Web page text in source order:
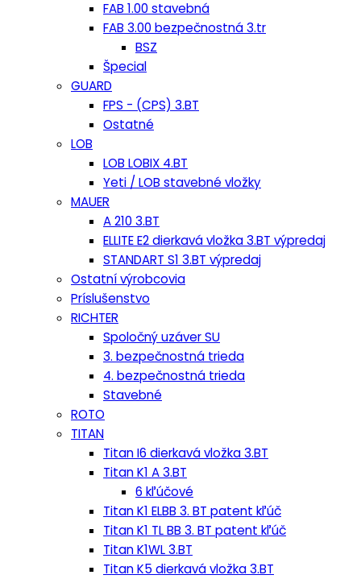
FAB 1.00 stavebná
FAB 3.00 bezpečnostná 3.tr
BSZ
Špecial
GUARD
FPS - (CPS) 3.BT
Ostatné
LOB
LOB LOBIX 4.BT
Yeti / LOB stavebné vložky
MAUER
A 210 3.BT
ELLITE E2 dierkavá vložka 3.BT výpredaj
STANDART S1 3.BT výpredaj
Ostatní výrobcovia
Príslušenstvo
RICHTER
Spoločný uzáver SU
3. bezpečnostná trieda
4. bezpečnostná trieda
Stavebné
ROTO
TITAN
Titan I6 dierkavá vložka 3.BT
Titan K1 A 3.BT
6 kľúčové
Titan K1 ELBB 3. BT patent kľúč
Titan K1 TL BB 3. BT patent kľúč
Titan K1WL 3.BT
Titan K5 dierkavá vložka 3.BT